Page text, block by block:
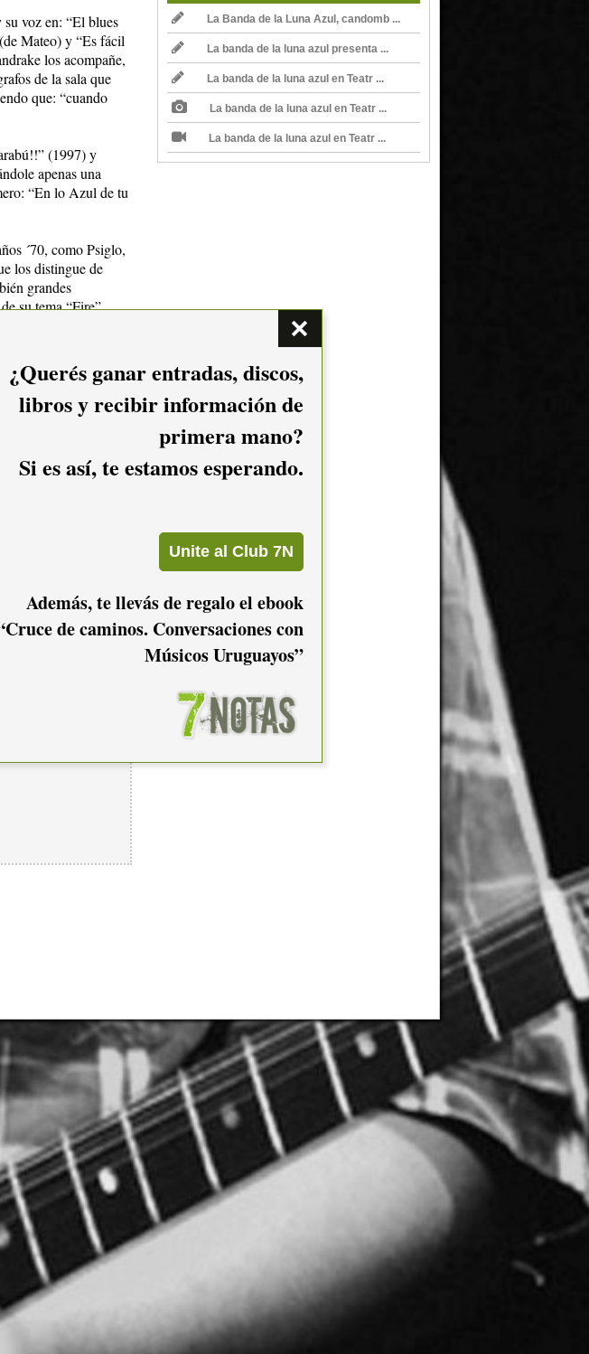
voz en: “El blues
Mateo) y “Es fácil
los acompañe,
de la sala que
que: “cuando
(1997) y
apenas una
“En lo Azul de tu
´70, como Psiglo,
los distingue de
grandes
su tema “Fire”
noche en vivo en
se tomó su tiempo
acústica”… no
“Que vuelve
“Ruido” y
“Con esa voz”.
siempre
La Banda de la Luna Azul, candomb ...
La banda de la luna azul presenta ...
La banda de la luna azul en Teatr ...
La banda de la luna azul en Teatr ...
La banda de la luna azul en Teatr ...
¿Querés ganar entradas, discos,
libros y recibir información de
primera mano?
Si es así, te estamos esperando.
Además, te llevás de regalo el ebook
de caminos. Conversaciones con
Músicos Uruguayos”